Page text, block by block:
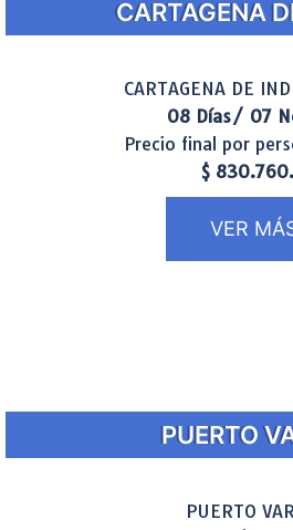
CARTAGENA
CARTAGENA DE
08 Días/ 07
Precio final por
$
VER
PUERTO
PUERTO